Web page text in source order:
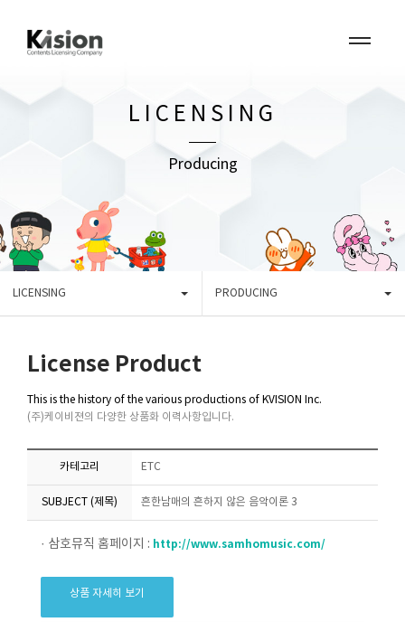
LICENSING
Producing
LICENSING PRODUCING
License Product
This is the history of the various productions of KVISION Inc.
(주)케이비젼의 다양한 상품화 이력사항입니다.
카테고리 ETC
SUBJECT (제목) 흔한남매의 흔하지 않은 음악이론 3
· 삼호뮤직 홈페이지 : http://www.samhomusic.com/
상품 자세히 보기